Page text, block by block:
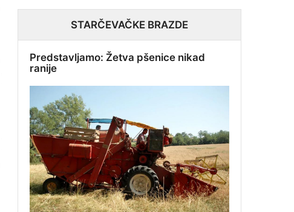
STARČEVAČKE BRAZDE
Predstavljamo: Žetva pšenice nikad
ranije